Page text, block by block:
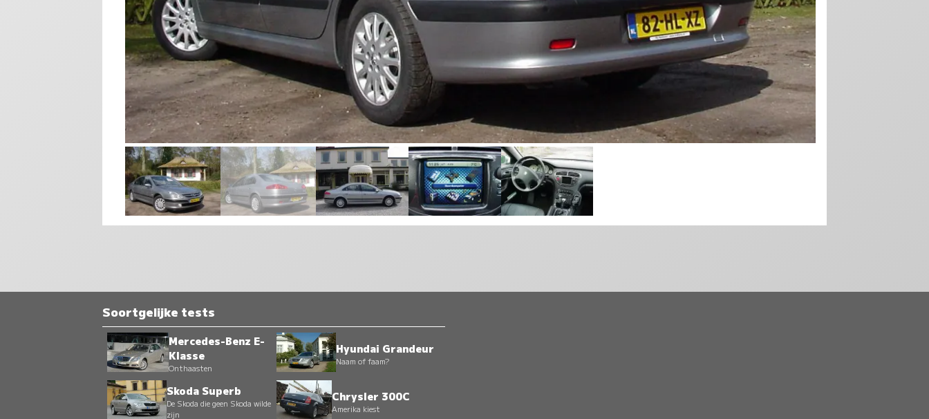
Soortgelijke tests
Mercedes-Benz E-
Klasse
Onthaasten
Hyundai Grandeur
Naam of faam?
Skoda Superb
De Skoda die geen Skoda wilde
zijn
Chrysler 300C
Amerika kiest